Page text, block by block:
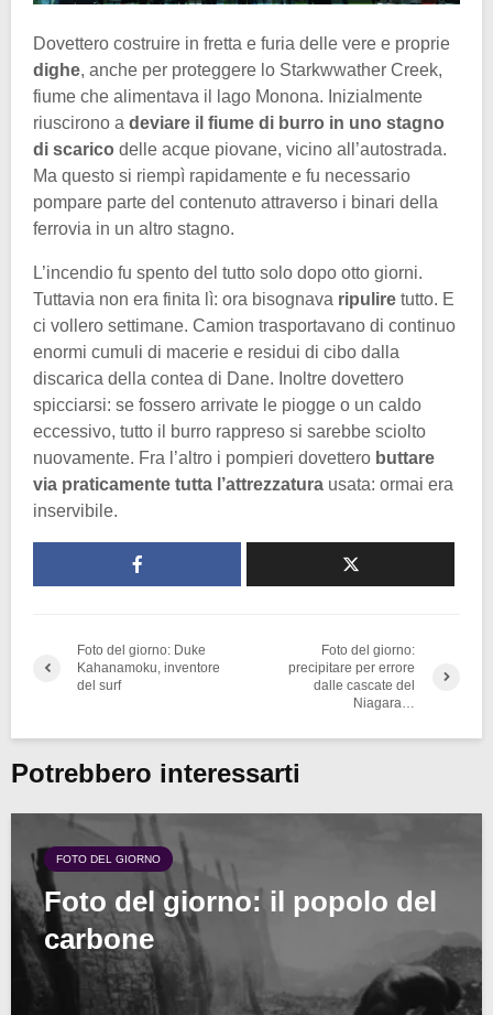
Dovettero costruire in fretta e furia delle vere e proprie
dighe, anche per proteggere lo Starkwwather Creek,
fiume che alimentava il lago Monona. Inizialmente
riuscirono a deviare il fiume di burro in uno stagno
di scarico delle acque piovane, vicino all’autostrada.
Ma questo si riempì rapidamente e fu necessario
pompare parte del contenuto attraverso i binari della
ferrovia in un altro stagno.
L’incendio fu spento del tutto solo dopo otto giorni.
Tuttavia non era finita lì: ora bisognava ripulire tutto. E
ci vollero settimane. Camion trasportavano di continuo
enormi cumuli di macerie e residui di cibo dalla
discarica della contea di Dane. Inoltre dovettero
spicciarsi: se fossero arrivate le piogge o un caldo
eccessivo, tutto il burro rappreso si sarebbe sciolto
nuovamente. Fra l’altro i pompieri dovettero buttare
via praticamente tutta l’attrezzatura usata: ormai era
inservibile.
Foto del giorno: Duke
Kahanamoku, inventore
del surf
Foto del giorno:
precipitare per errore
dalle cascate del
Niagara…
Potrebbero interessarti
FOTO DEL GIORNO
Foto del giorno: il popolo del
carbone